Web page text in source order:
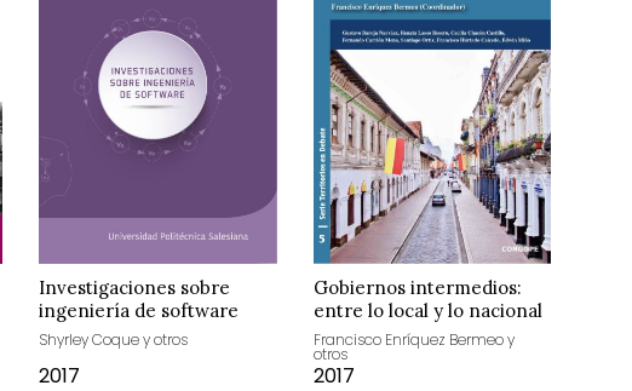
Investigaciones sobre
ingeniería de software
Shyrley Coque y otros
2017
Gobiernos intermedios:
entre lo local y lo nacional
Francisco Enríquez Bermeo y
otros
2017